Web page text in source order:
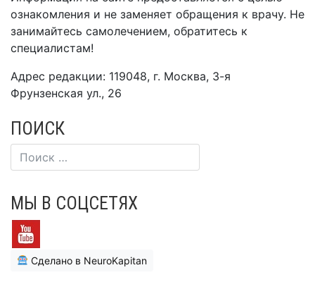
ознакомления и не заменяет обращения к врачу. Не
занимайтесь самолечением, обратитесь к
специалистам!
Адрес редакции: 119048, г. Москва, 3-я
Фрунзенская ул., 26
ПОИСК
МЫ В СОЦСЕТЯХ
Сделано в NeuroKapitan